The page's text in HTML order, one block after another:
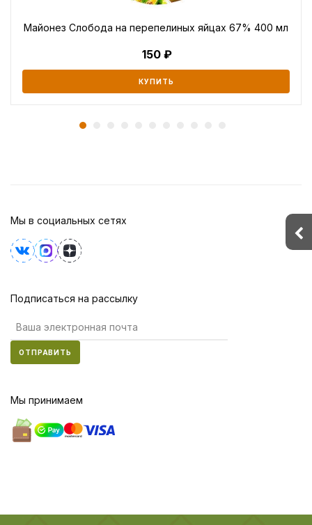
Майонез Слобода на перепелиных яйцах 67% 400 мл
150
КУПИТЬ
Мы в социальных сетях
Подписаться на рассылку
ОТПРАВИТЬ
Мы принимаем